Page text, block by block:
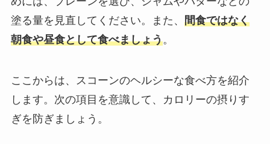
塗る量を見直してください。また、 間食ではなく
朝食や昼食として食べましょう。
ここからは、スコーンのヘルシーな食べ方を紹介
します。次の項目を意識して、カロリーの摂りす
ぎを防ぎましょう。